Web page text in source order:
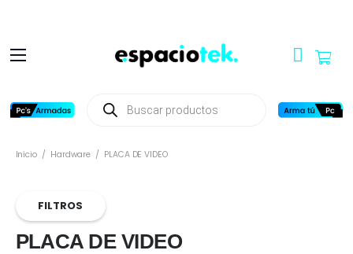
productos
Inicio / Hardware / PLACA DE VIDEO
FILTROS
PLACA DE VIDEO